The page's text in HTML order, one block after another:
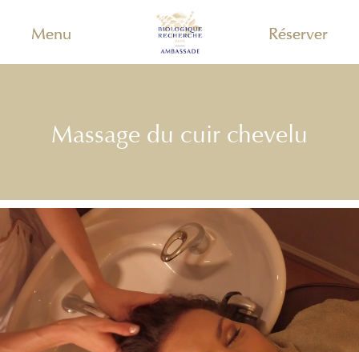
Menu Réserver
Massage du cuir chevelu